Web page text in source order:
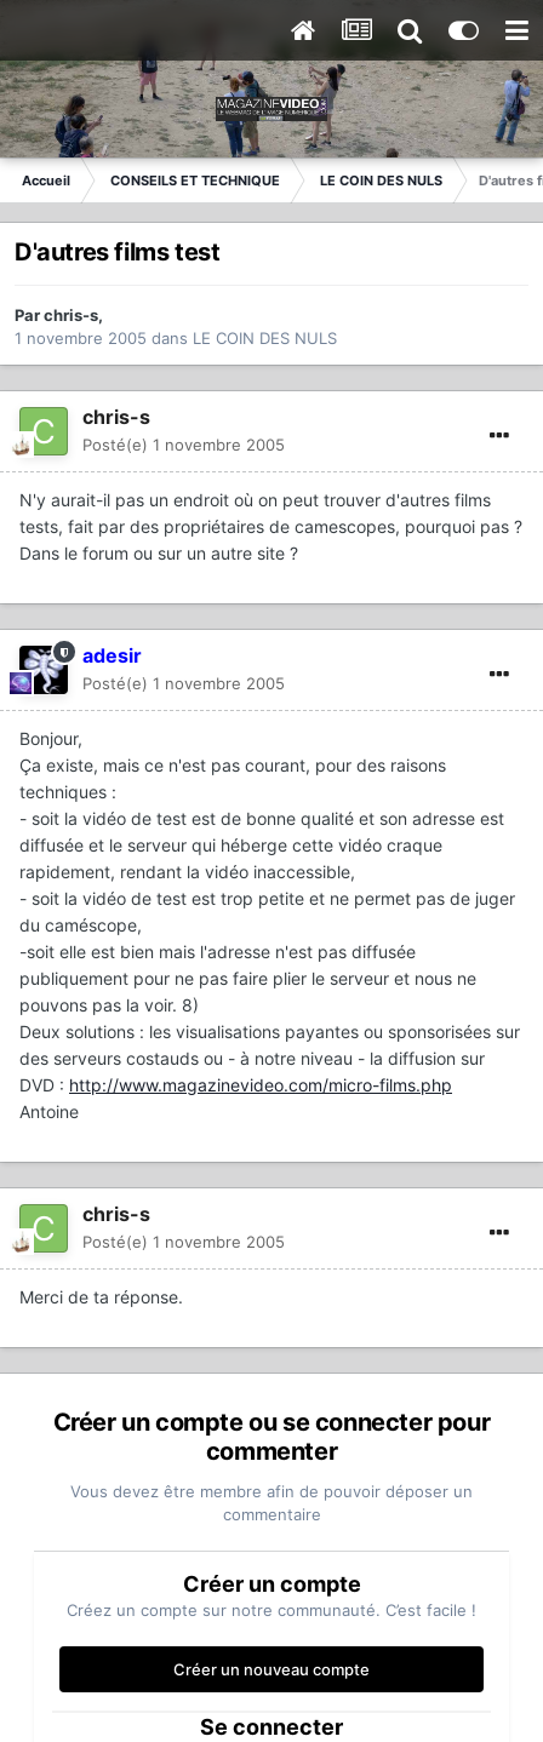
Accueil CONSEILS ET TECHNIQUE LE COIN DES NULS D'autres
D'autres films test
Parchris-s,
1 novembre 2005 dans LE COIN DES NULS
chris-s
Posté(e) 1 novembre 2005
N'y aurait-il pas un endroit où on peut trouver d'autres films
tests, fait par des propriétaires de camescopes, pourquoi pas ?
Dans le forum ou sur un autre site ?
adesir
Posté(e) 1 novembre 2005
Bonjour,
Ça existe, mais ce n'est pas courant, pour des raisons
techniques :
- soit la vidéo de test est de bonne qualité et son adresse est
diffusée et le serveur qui héberge cette vidéo craque
rapidement, rendant la vidéo inaccessible,
- soit la vidéo de test est trop petite et ne permet pas de juger
du caméscope,
-soit elle est bien mais l'adresse n'est pas diffusée
publiquement pour ne pas faire plier le serveur et nous ne
pouvons pas la voir. 8)
Deux solutions : les visualisations payantes ou sponsorisées sur
des serveurs costauds ou - à notre niveau - la diffusion sur
DVD : http://www.magazinevideo.com/micro-films.php
Antoine
chris-s
Posté(e) 1 novembre 2005
Merci de ta réponse.
Créer un compte ou se connecter pour
commenter
Vous devez être membre afin de pouvoir déposer un
commentaire
Créer un compte
Créez un compte sur notre communauté. C’est facile !
Créer un nouveau compte
Se connecter